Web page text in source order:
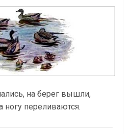
на берег вышли,
ногу переливаются.